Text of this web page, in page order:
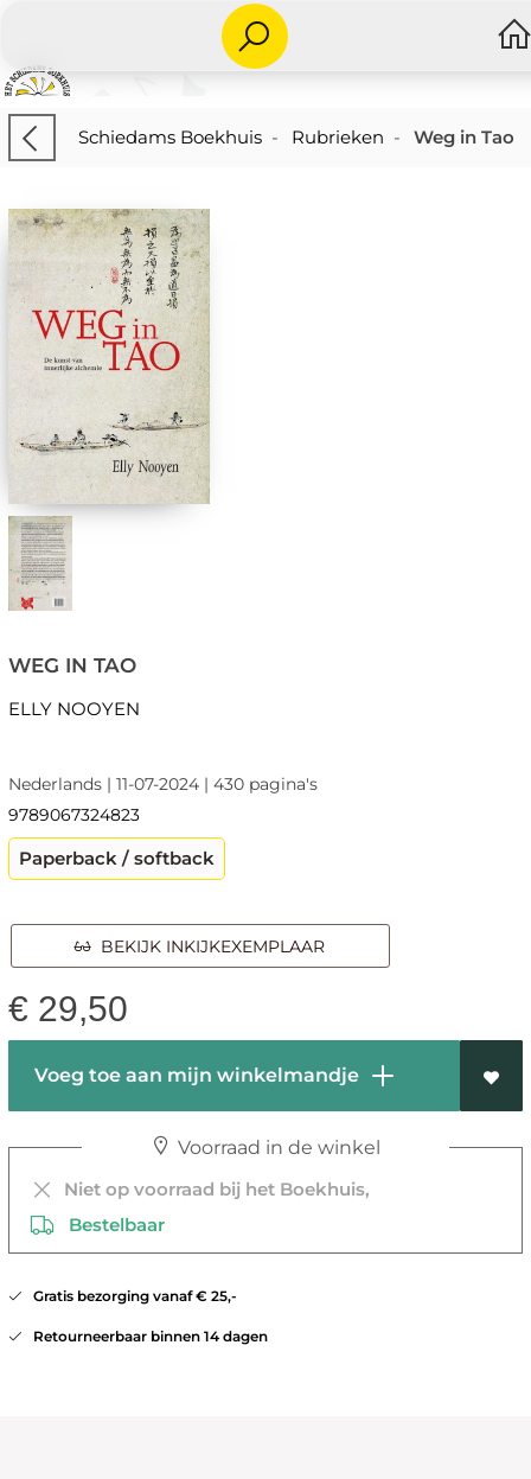
Schiedams Boekhuis- Rubrieken - Weg in Tao
WEG IN TAO
ELLY NOOYEN
Nederlands | 11-07-2024 | 430 pagina's
9789067324823
Paperback / softback
BEKIJK INKIJKEXEMPLAAR
€ 29,50
Voeg toe aan mijn winkelmandje
Voorraad in de winkel
Niet op voorraad bij het Boekhuis,
Bestelbaar
Gratis bezorging vanaf € 25,-
Retourneerbaar binnen 14 dagen